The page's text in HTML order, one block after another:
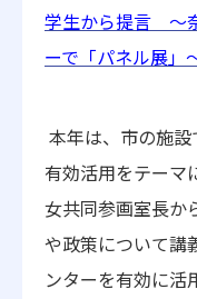
学生から提言 ～
ーで「パネル展」
本年は、市の施
有効活用をテーマ
女共同参画室長か
や政策について講
ンターを有効に活